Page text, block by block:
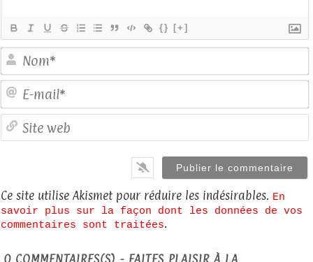
{} [+]
Ce site utilise Akismet pour réduire les indésirables. En
savoir plus sur la façon dont les données de vos
commentaires sont traitées.